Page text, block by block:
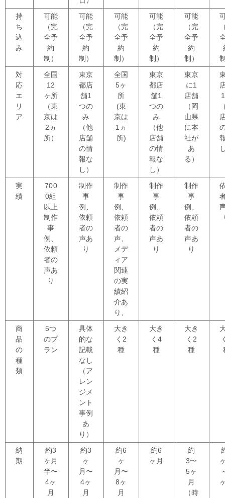
持
ち
込
み
可能
（完
全予
約
制）
可能
（完
全予
約
制）
可能
（完
全予
約
制）
可能
（完
全予
約
制）
可能
（完
全予
約
制）
対
応
エ
リ
ア
全国
12
ヶ所
（東
京は
2ヵ
所）
東京
都店
舗1
つの
み
（他
店舗
の情
報な
し）
全国
5ヶ
所
(東
京は
1ヵ
所)
東京
都店
舗1
つの
み
（他
店舗
の情
報な
し）
東京
に1
店舗
（岡
山県
に本
社が
あ
る）
実
績
700
0組
以上
制作
事
例、
依頼
者の
声あ
り
制作
事
例、
依頼
者の
声あ
り
制作
事
例、
依頼
者の
声、
メデ
ィア
関連
の実
績紹
介あ
り、
制作
事
例、
依頼
者の
声あ
り
制作
事
例、
依頼
者の
声あ
り
商
品
の
種
類
5つ
のプ
ラン
具体
的な
記載
なし
（ア
レン
ジメ
ント
事例
あ
り）
大き
く2
種
大き
く4
種
大き
く2
種
納
期
約3
ヶ月
半〜
4ヶ
月
約3
ヶ
月〜
4ヶ
月
約6
ヶ
月〜
8ヶ
月
約6
ヶ月
約
3〜
5ヶ
月
（時